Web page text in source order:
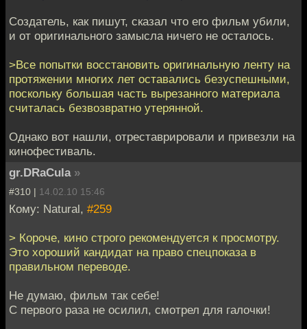
Создатель, как пишут, сказал что его фильм убили,
и от оригинального замысла ничего не осталось.
>Все попытки восстановить оригинальную ленту на
протяжении многих лет оставались безуспешными,
поскольку большая часть вырезанного материала
считалась безвозвратно утерянной.
Однако вот нашли, отреставрировали и привезли на
кинофестиваль.
gr.DRaCula »
#310 | 14.02.10 15:46
Кому: Natural, #259
> Короче, кино строго рекомендуется к просмотру.
Это хороший кандидат на право спецпоказа в
правильном переводе.
Не думаю, фильм так себе!
С первого раза не осилил, смотрел для галочки!